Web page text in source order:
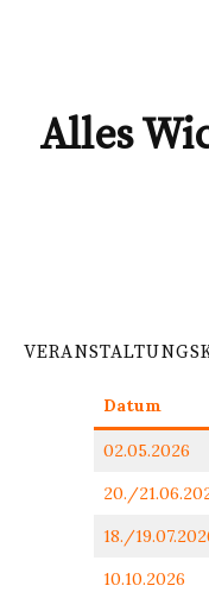
Alles
Datum
02.05.2026
20./
18./
10.10.2026